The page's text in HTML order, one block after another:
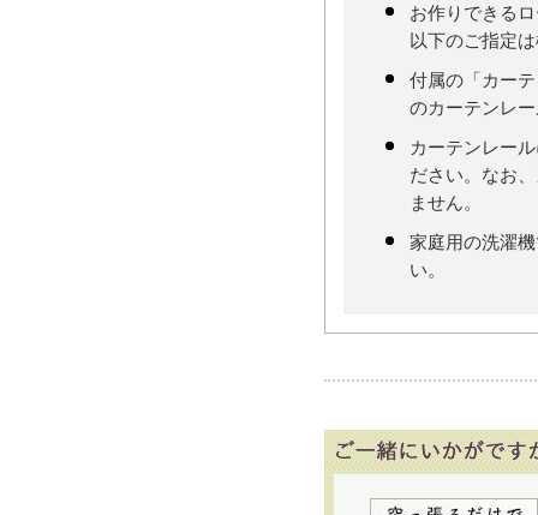
お作りできる
以下のご指定
付属の「カー
のカーテンレ
カーテンレー
ださい。なお
ません。
家庭用の洗濯
い。